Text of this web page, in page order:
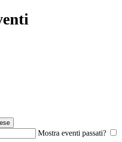
Mostra eventi passati?